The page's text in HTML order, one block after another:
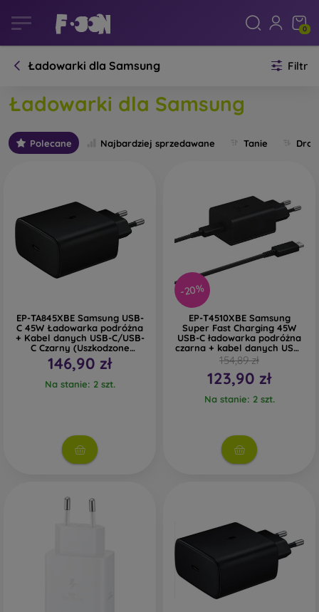
0
Ładowarki dla Samsung Filtr
Ładowarki dla Samsung
Polecane Najbardziej sprzedawane Tanie
EP-TA845XBE Samsung USB-
C 45W Ładowarka podróżna
+ Kabel danych USB-C/USB-
C Czarny (Uszkodzone
opakowanie)
146,90 zł
Na stanie: 2 szt.
-20%
EP-T4510XBE Samsung
Super Fast Charging 45W
USB-C ładowarka podróżna
czarna + kabel danych USB-
C
154,89 zł
123,90 zł
Na stanie: 2 szt.